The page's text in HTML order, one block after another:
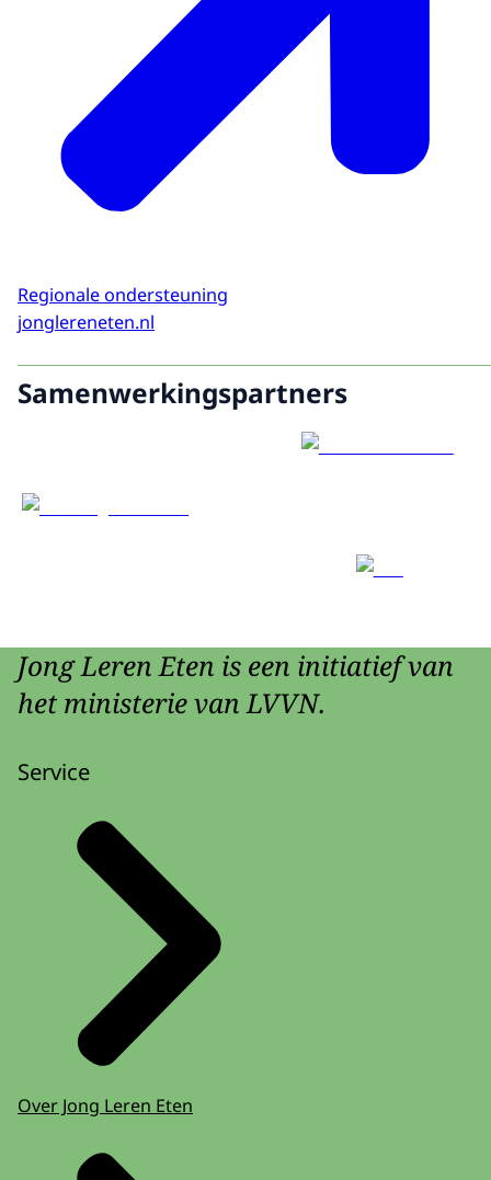
Regionale ondersteuning
jonglereneten.nl
Samenwerkingspartners
Jong Leren Eten is een initiatief van
het ministerie van LVVN.
Service
Over Jong Leren Eten